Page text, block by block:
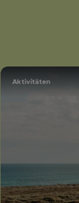
Aktivitäten